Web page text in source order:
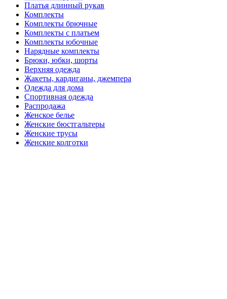
Платья длинный рукав
Комплекты
Комплекты брючные
Комплекты с платьем
Комплекты юбочные
Нарядные комплекты
Брюки, юбки, шорты
Верхняя одежда
Жакеты, кардиганы, джемпера
Одежда для дома
Спортивная одежда
Распродажа
Женское белье
Женские бюстгальтеры
Женские трусы
Женские колготки